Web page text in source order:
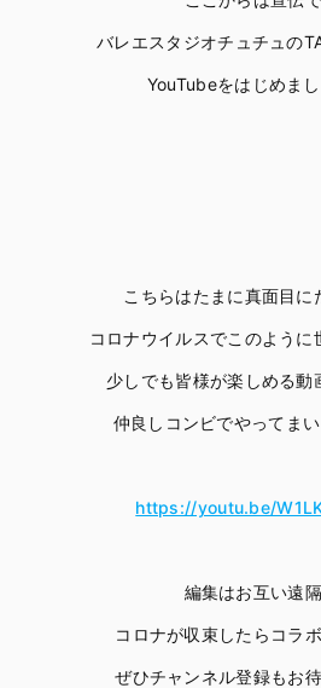
バレエスタジオチュチュの
YouTubeをはじめまし
こちらはたまに真面目に
コロナウイルスでこのように
少しでも皆様が楽しめる動
仲良しコンビでやってまい
https://youtu.be/
編集はお互い遠
コロナが収束したらコラ
ぜひチャンネル登録もお